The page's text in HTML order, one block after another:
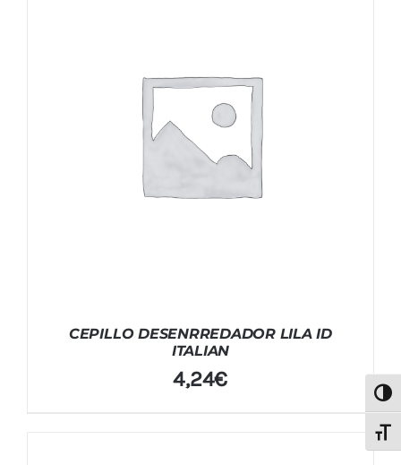
CEPILLO DESENRREDADOR LILA ID
ITALIAN
4,24€